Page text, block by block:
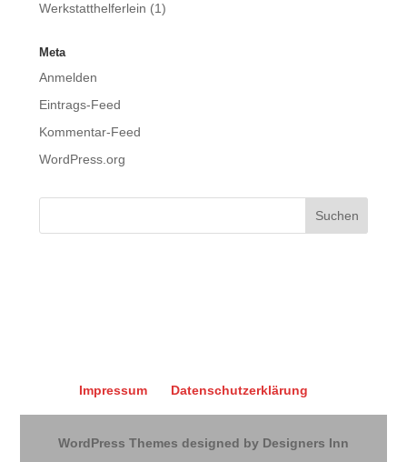
Werkstatthelferlein (1)
Meta
Anmelden
Eintrags-Feed
Kommentar-Feed
WordPress.org
Impressum Datenschutzerklärung
WordPress Themes designed by Designers Inn